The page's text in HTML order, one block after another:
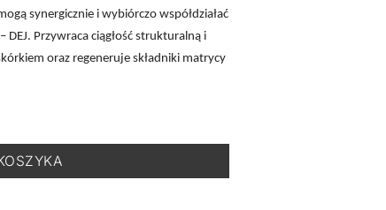
synergicznie i wybiórczo współdziałać
Przywraca ciągłość strukturalną i
oraz regeneruje składniki matrycy
Pielęgnacji Skóry Twarzy, Szyi i Dekoltu- 50 ml